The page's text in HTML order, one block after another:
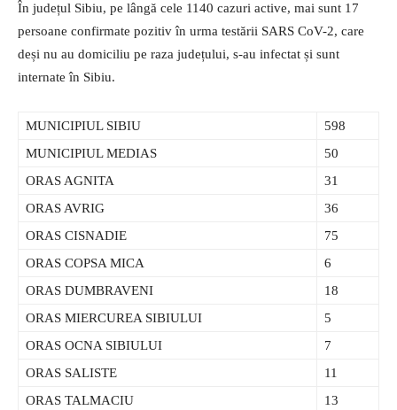
În județul Sibiu, pe lângă cele 1140 cazuri active, mai sunt 17
persoane confirmate pozitiv în urma testării SARS CoV-2, care
deși nu au domiciliu pe raza județului, s-au infectat și sunt
internate în Sibiu.
MUNICIPIUL SIBIU
598
MUNICIPIUL MEDIAS
50
ORAS AGNITA
31
ORAS AVRIG
36
ORAS CISNADIE
75
ORAS COPSA MICA
6
ORAS DUMBRAVENI
18
ORAS MIERCUREA SIBIULUI
5
ORAS OCNA SIBIULUI
7
ORAS SALISTE
11
ORAS TALMACIU
13